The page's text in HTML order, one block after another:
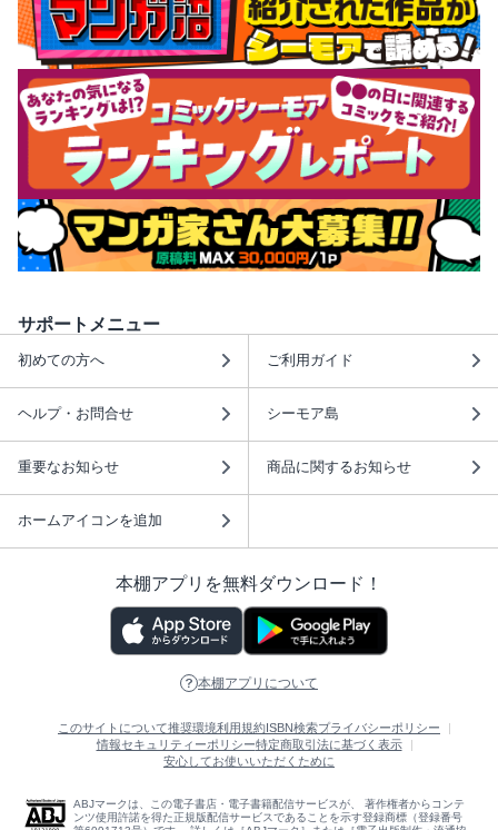
サポートメニュー
初めての方へ ご利用ガイド
ヘルプ・お問合せ シーモア島
重要なお知らせ 商品に関するお知らせ
ホームアイコンを追加
本棚アプリを無料ダウンロード！
本棚アプリについて
このサイトについて推奨環境利用規約ISBN検索プライバシーポリシー
情報セキュリティーポリシー特定商取引法に基づく表示
安心してお使いいただくために
ABJマークは、この電子書店・電子書籍配信サービスが、 著作権者からコンテ
ンツ使用許諾を得た正規版配信サービスであることを示す登録商標（登録番号